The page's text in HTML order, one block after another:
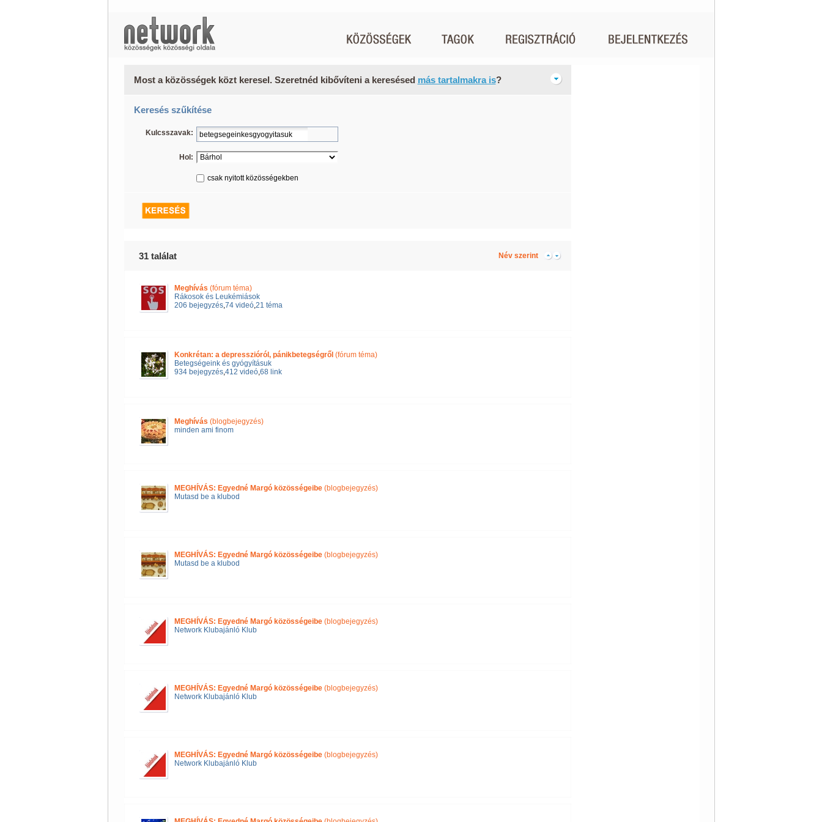
Most a közösségek közt keresel. Szeretnéd kibővíteni a keresésed más tartalmakra is?
Keresés szűkítése
Kulcsszavak:
Hol:
csak nyitott közösségekben
31 találat Név szerint
Meghívás (fórum téma)
Rákosok és Leukémiások
206 bejegyzés,74 videó,21 téma
Konkrétan: a depresszióról, pánikbetegségről (fórum téma)
Betegségeink és gyógyításuk
934 bejegyzés,412 videó,68 link
Meghívás (blogbejegyzés)
minden ami finom
MEGHÍVÁS: Egyedné Margó közösségeibe(blogbejegyzés)
Mutasd be a klubod
MEGHÍVÁS: Egyedné Margó közösségeibe(blogbejegyzés)
Mutasd be a klubod
MEGHÍVÁS: Egyedné Margó közösségeibe(blogbejegyzés)
Network Klubajánló Klub
MEGHÍVÁS: Egyedné Margó közösségeibe(blogbejegyzés)
Network Klubajánló Klub
MEGHÍVÁS: Egyedné Margó közösségeibe(blogbejegyzés)
Network Klubajánló Klub